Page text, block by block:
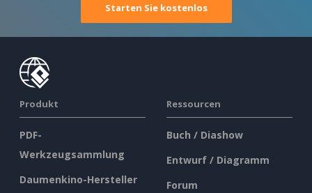
Starten Sie kostenlos
Produkt
PDF-
Werkzeugsammlung
Daumenkino-Hersteller
Ressourcen
Buch / Diashow
Entwurf / Diagramm
Forum